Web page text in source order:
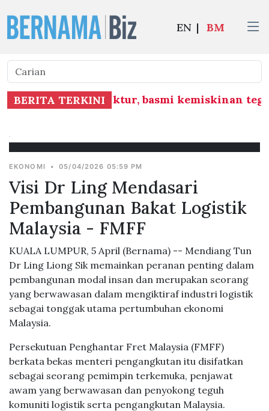
EN | BM
BERITA TERKINI
infrastruktur, basmi kemiskinan
EKONOMI • 05/04/2026 05:59 PM
Visi Dr Ling Mendasari
Pembangunan Bakat Logistik
Malaysia - FMFF
KUALA LUMPUR, 5 April (Bernama) -- Mendiang Tun
Dr Ling Liong Sik memainkan peranan penting dalam
pembangunan modal insan dan merupakan seorang
yang berwawasan dalam mengiktiraf industri logistik
sebagai tonggak utama pertumbuhan ekonomi
Malaysia.
Persekutuan Penghantar Fret Malaysia (FMFF)
berkata bekas menteri pengangkutan itu disifatkan
sebagai seorang pemimpin terkemuka, penjawat
awam yang berwawasan dan penyokong teguh
komuniti logistik serta pengangkutan Malaysia.